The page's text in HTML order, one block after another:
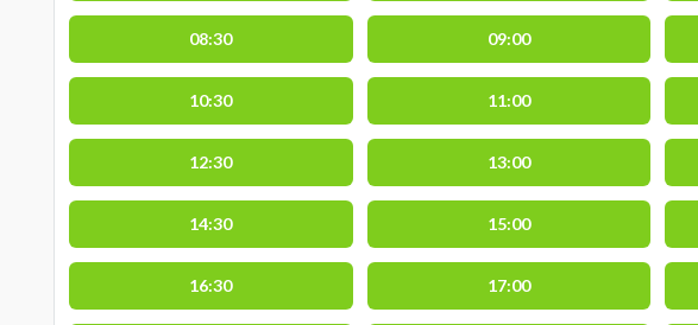
08:30 09:00
10:30 11:00
12:30 13:00
14:30 15:00
16:30 17:00